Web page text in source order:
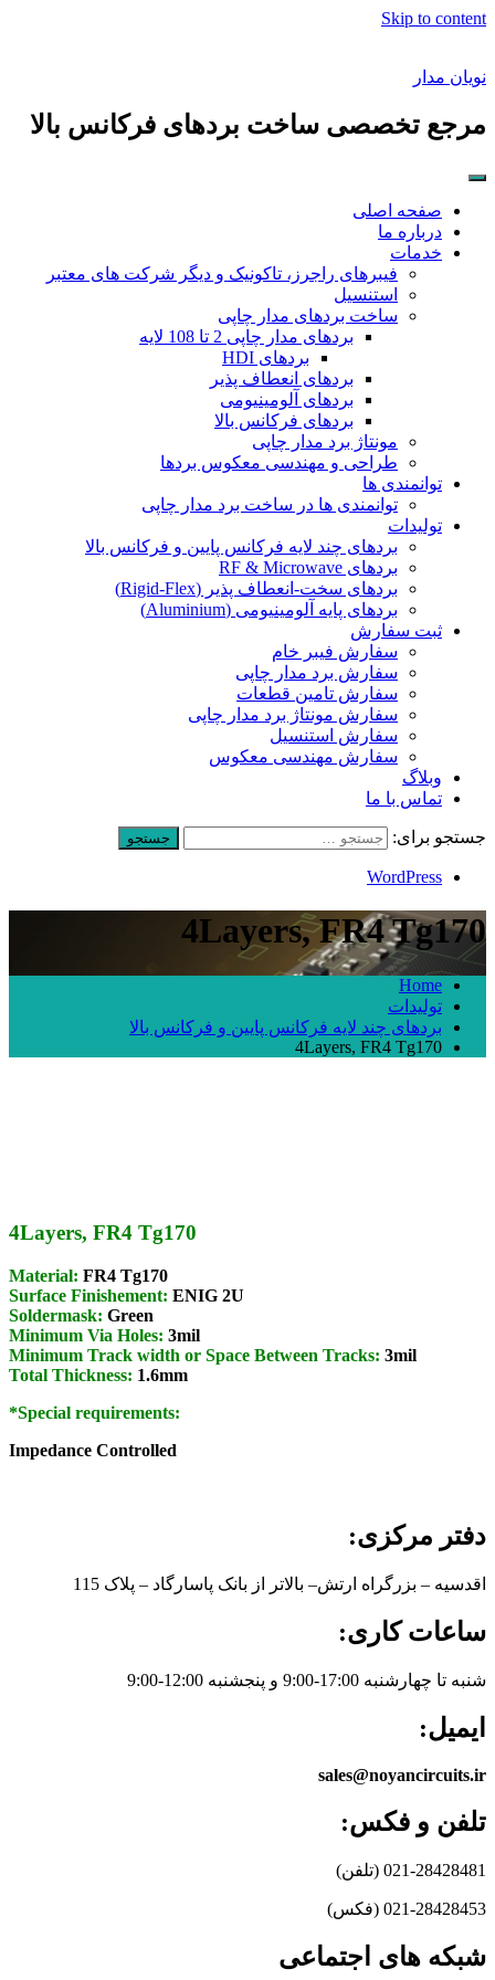
Skip to content
نویان مدار
مرجع تخصصی ساخت بردهای فرکانس بالا
صفحه اصلی
درباره ما
خدمات
فیبرهای راجرز، تاکونیک و دیگر شرکت های معتبر
استنسیل
ساخت بردهای مدار چاپی
بردهای مدار چاپی 2 تا 108 لایه
بردهای HDI
بردهای انعطاف پذیر
بردهای آلومینیومی
بردهای فرکانس بالا
مونتاژ برد مدار چاپی
طراحی و مهندسی معکوس بردها
توانمندی ها
توانمندی ها در ساخت برد مدار چاپی
تولیدات
بردهای چند لایه فرکانس پایین و فرکانس بالا
بردهای RF & Microwave
بردهای سخت-انعطاف پذیر (Rigid-Flex)
بردهای پایه آلومینیومی (Aluminium)
ثبت سفارش
سفارش فیبر خام
سفارش برد مدار چاپی
سفارش تامین قطعات
سفارش مونتاژ برد مدار چاپی
سفارش استنسیل
سفارش مهندسی معکوس
وبلاگ
تماس با ما
جستجو برای:
WordPress
4Layers, FR4 Tg170
Home
تولیدات
بردهای چند لایه فرکانس پایین و فرکانس بالا
4Layers, FR4 Tg170
4Layers, FR4 Tg170
Material: FR4 Tg170
Surface Finishement: ENIG 2U
Soldermask: Green
Minimum Via Holes: 3mil
Minimum Track width or Space Between Tracks: 3mil
Total Thickness: 1.6mm
*Special requirements:
Impedance Controlled
دفتر مرکزی:
اقدسیه – بزرگراه ارتش– بالاتر از بانک پاسارگاد – پلاک 115
ساعات کاری:
شنبه تا چهارشنبه 17:00-9:00 و پنجشنبه 12:00-9:00
ایمیل:
sales@noyancircuits.ir
تلفن و فکس:
021-28428481 (تلفن)
021-28428453 (فکس)
شبکه های اجتماعی